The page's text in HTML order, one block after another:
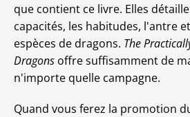
que contient ce livre. Elles
capacités, les habitudes, l'antre
espèces de dragons. The
Dragons offre suffisamment de
n'importe quelle campagne.
Quand vous ferez la promotion